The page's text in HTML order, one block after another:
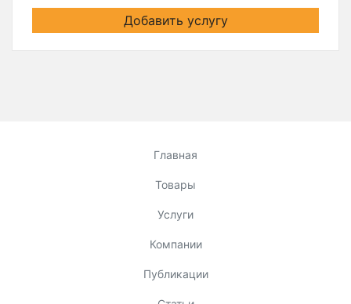
Добавить услугу
Главная
Товары
Услуги
Компании
Публикации